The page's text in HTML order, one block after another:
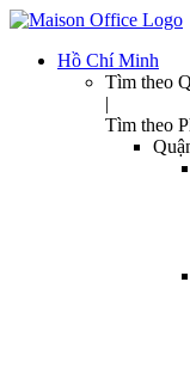
Hồ Chí Minh
Tìm theo
|
Tìm theo